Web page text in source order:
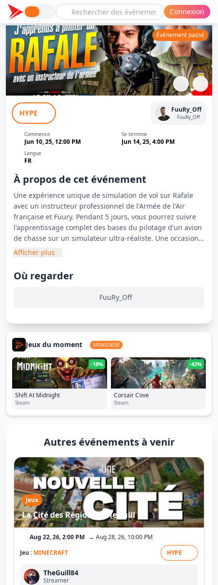
Connexion
Formation Rafale sur Simulateur - Avec
un Instructeur de l'Armée de l'Air
Événement passé
HYPE FuuRy_Off
FuuRy_Off
Commence
Jun 10, 25, 12:00 PM
Se termine
Jun 14, 25, 4:00 PM
Langue
FR
À propos de cet événement
Une expérience unique de simulation de vol sur Rafale
avec un instructeur professionnel de l'Armée de l'Air
française et Fuury. Pendant 5 jours, vous pourrez suivre
l'apprentissage complet des bases du pilotage d'un avion
de chasse sur un simulateur ultra-réaliste. Une occasion
rare de découvrir les techniques et procédures utilisées
par les pilotes de l'Armée de l'Air, expliquées par un
véritable instructeur Rafale. La formation débutera le
mardi après-midi et se poursuivra jusqu'au vendredi.
Afficher plus
Où regarder
FuuRy_Off
Jeux du moment SPONSORISÉ
-18%
Shift At Midnight
Steam
-43%
Corsair Cove
Steam
Autres événements à venir
Jeux
La Cité des Régions - TheGuill
Aug 22, 26, 2:00 PM → Aug 28, 26, 10:00 PM
Jeu : MINECRAFT HYPE
TheGuill84
Streamer